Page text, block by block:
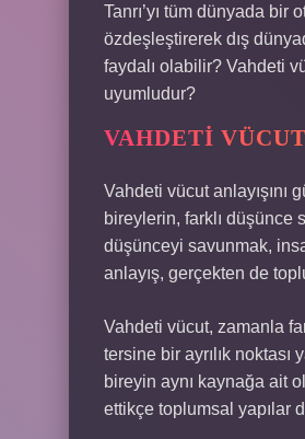
Tanrı’yı tüm dünyada
özdeşleştirerek dış
faydalı olabilir? Vahdeti
uyumludur?
VAHDETI
Vahdeti vücut anlayışını
bireylerin, farklı düşünce
düşünceyi savunmak,
anlayış, gerçekten de
Vahdeti vücut, zamanla
tersine bir ayrılık noktası
bireyin aynı kaynağa ait
ettikçe toplumsal yapılar